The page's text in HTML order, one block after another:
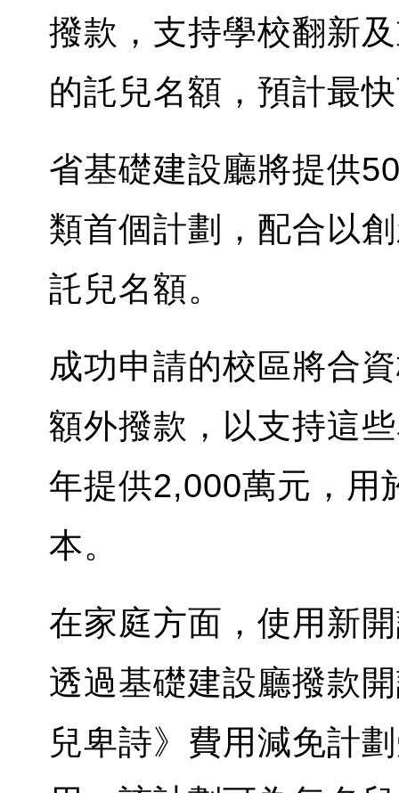
撥款，支持學校翻新
的託兒名額，預計最
省基礎建設廳將提供
類首個計劃，配合以
託兒名額。
成功申請的校區將合
額外撥款，以支持這
年提供2,000萬元，用
本。
在家庭方面，使用新
透過基礎建設廳撥款
兒卑詩》費用減免計